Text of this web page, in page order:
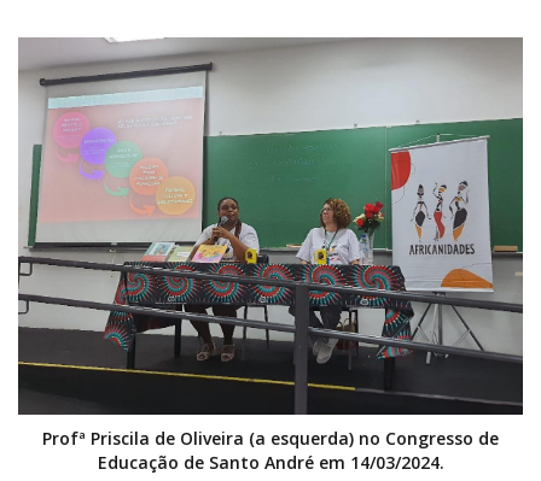
Profª Priscila de Oliveira (a esquerda) no Congresso de
Educação de Santo André em 14/03/2024.